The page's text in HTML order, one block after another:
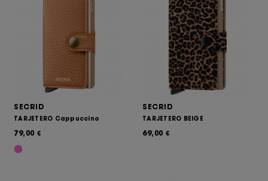
SECRID
TARJETERO Cappuccino
79,00 €
SECRID
TARJETERO BEIGE
69,00 €